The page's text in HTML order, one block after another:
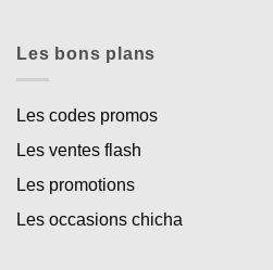
Les bons plans
Les codes promos
Les ventes flash
Les promotions
Les occasions chicha